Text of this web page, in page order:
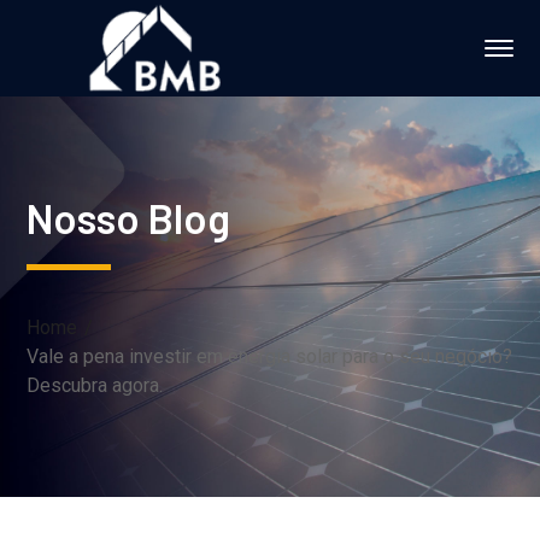
Nosso Blog
Home
Vale a pena investir em energia solar para o seu negócio?
Descubra agora.